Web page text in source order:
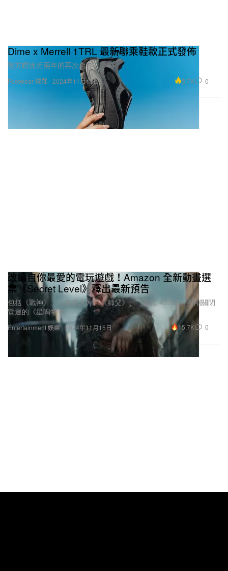
Footwear 球鞋
Dime x Merrell 1TRL 最新聯乘鞋款正式發佈
雙方睽違近兩年的再次合作。
2024年11月15日 5.7K 0
Entertainment 娛樂
集《Secret Level》釋出最新預告
包括《戰神》、《洛克人》、《師父》、《戰錘 40000》與剛關閉
營運的《星鳴特功》
2024年11月15日 15.7K
Apple TV+ 人氣科幻影集《末日地堡》最新第二